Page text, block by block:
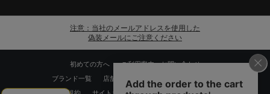
注意：当社のメールアドレスを使用した
偽装メールにご注意ください
初めての方へ
ご利用案内・お問い合わせ
ブランド一覧
店舗検索